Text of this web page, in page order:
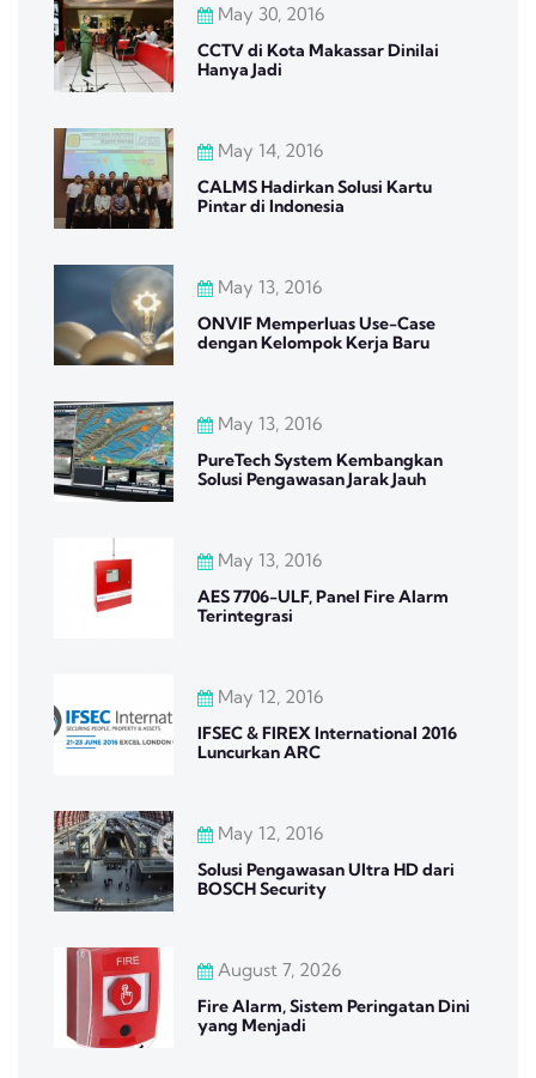
May 30, 2016
CCTV di Kota Makassar Dinilai
Hanya Jadi
May 14, 2016
CALMS Hadirkan Solusi Kartu
Pintar di Indonesia
May 13, 2016
ONVIF Memperluas Use-Case
dengan Kelompok Kerja Baru
May 13, 2016
PureTech System Kembangkan
Solusi Pengawasan Jarak Jauh
May 13, 2016
AES 7706-ULF, Panel Fire Alarm
Terintegrasi
May 12, 2016
IFSEC & FIREX International 2016
Luncurkan ARC
May 12, 2016
Solusi Pengawasan Ultra HD dari
BOSCH Security
August 7, 2026
Fire Alarm, Sistem Peringatan Dini
yang Menjadi